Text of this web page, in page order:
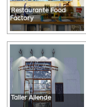
Restaurante Food
Factory
Taller Allende